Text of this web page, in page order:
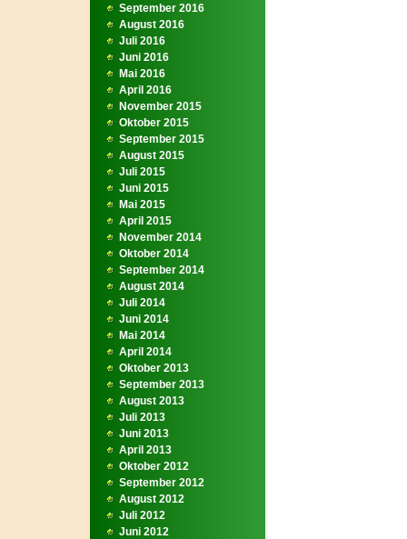
September 2016
August 2016
Juli 2016
Juni 2016
Mai 2016
April 2016
November 2015
Oktober 2015
September 2015
August 2015
Juli 2015
Juni 2015
Mai 2015
April 2015
November 2014
Oktober 2014
September 2014
August 2014
Juli 2014
Juni 2014
Mai 2014
April 2014
Oktober 2013
September 2013
August 2013
Juli 2013
Juni 2013
April 2013
Oktober 2012
September 2012
August 2012
Juli 2012
Juni 2012